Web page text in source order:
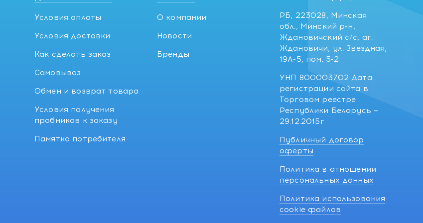
Условия оплаты
Условия доставки
Как сделать заказ
Самовывоз
Обмен и возврат товара
Условия получения
пробников к заказу
Памятка потребителя
О компании
Новости
Бренды
РБ, 223028, Минская
обл., Минский р-н,
Ждановичский с/с, аг.
Ждановичи, ул. Звездная,
19А-5, пом. 5-2
УНП 800003702 Дата
регистрации сайта в
Торговом реестре
Республики Беларусь —
29.12.2015г
Публичный договор
оферты
Политика в отношении
персональных данных
Политика использования
cookie файлов